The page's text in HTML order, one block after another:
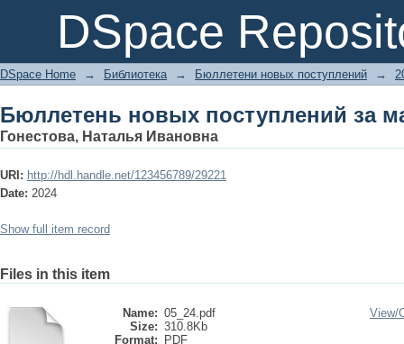
DSpace
Бюллетень новых поступлений за
DSpace Home → Библиотека → Бюллетени новых поступлений →
Бюллетень новых поступлений за
Гонестова, Наталья Ивановна
URI: http://hdl.handle.net/123456789/29221
Date: 2024
Show full item record
Files in this item
Name: 05_24.pdf
Size: 310.8Kb
Format:
PDF
View/